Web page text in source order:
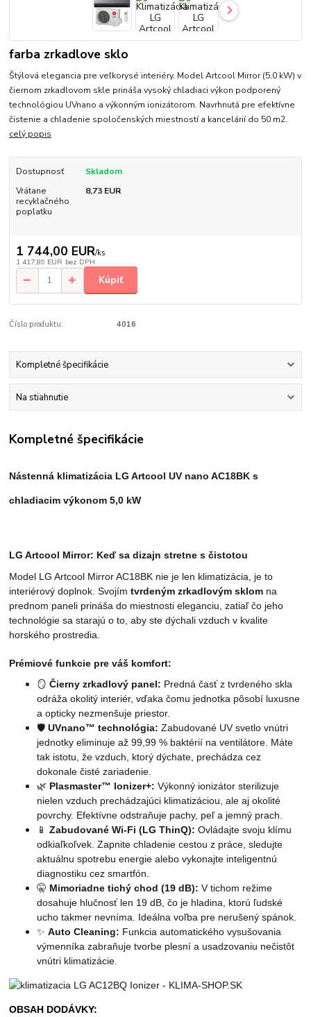
farba zrkadlove sklo
Štýlová elegancia pre veľkorysé interiéry. Model Artcool Mirror (5,0 kW) v
čiernom zrkadlovom skle prináša vysoký chladiaci výkon podporený
technológiou UVnano a výkonným ionizátorom. Navrhnutá pre efektívne
čistenie a chladenie spoločenských miestností a kancelárií do 50 m2.
celý popis
Dostupnosť
Skladom
Vrátane
recyklačného
poplatku
8,73 EUR
1 744,00 EUR/ks
1 417,89 EUR bez DPH
Kúpiť
Číslo produktu: 4016
Kompletné špecifikácie
Na stiahnutie
Kompletné špecifikácie
Nástenná klimatizácia LG Artcool UV nano AC18BK s
chladiacim výkonom 5,0 kW
LG Artcool Mirror: Keď sa dizajn stretne s čistotou
Model LG Artcool Mirror AC18BK nie je len klimatizácia, je to
interiérový doplnok. Svojímtvrdeným zrkadlovým sklom na
prednom paneli prináša do miestnosti eleganciu, zatiaľ čo jeho
technológie sa starajú o to, aby ste dýchali vzduch v kvalite
horského prostredia.
Prémiové funkcie pre váš komfort:
🪞Čierny zrkadlový panel: Predná časť z tvrdeného skla
odráža okolitý interiér, vďaka čomu jednotka pôsobí luxusne
a opticky nezmenšuje priestor.
🛡️UVnano™ technológia: Zabudované UV svetlo vnútri
jednotky eliminuje až 99,99 % baktérií na ventilátore. Máte
tak istotu, že vzduch, ktorý dýchate, prechádza cez
dokonale čisté zariadenie.
🌿 Plasmaster™ Ionizer+: Výkonný ionizátor sterilizuje
nielen vzduch prechádzajúci klimatizáciou, ale aj okolité
povrchy. Efektívne odstraňuje pachy, peľ a jemný prach.
📱Zabudované Wi-Fi (LG ThinQ): Ovládajte svoju klímu
odkiaľkoľvek. Zapnite chladenie cestou z práce, sledujte
aktuálnu spotrebu energie alebo vykonajte inteligentnú
diagnostiku cez smartfón.
🤫 Mimoriadne tichý chod (19 dB): V tichom režime
dosahuje hlučnosť len 19 dB, čo je hladina, ktorú ľudské
ucho takmer nevníma. Ideálna voľba pre nerušený spánok.
✨Auto Cleaning: Funkcia automatického vysušovania
výmenníka zabraňuje tvorbe plesní a usadzovaniu nečistôt
vnútri klimatizácie.
OBSAH DODÁVKY: